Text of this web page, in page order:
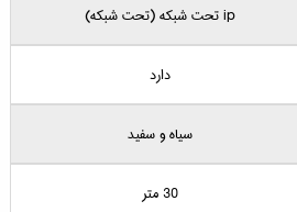
ip تحت شبکه (تحت شبکه)
دارد
سیاه و سفید
30 متر